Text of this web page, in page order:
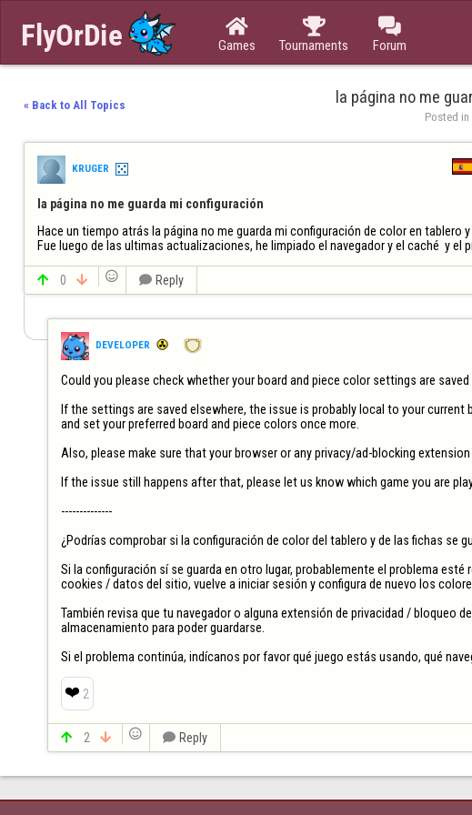

Games

Tournaments

Forum
« Back to All Topics la página no me
Posted in
KRUGER
la página no me guarda mi configuración
Hace un tiempo atrás la página no me guarda mi configuración de color en tablero y
Fue luego de las ultimas actualizaciones, he limpiado el navegador y el caché  y el
 0    Reply
DEVELOPER
Could you please check whether your board and piece color settings are
If the settings are saved elsewhere, the issue is probably local to your
and set your preferred board and piece colors once more.
Also, please make sure that your browser or any privacy/ad-blocking
If the issue still happens after that, please let us know which game you are
--------------
¿Podrías comprobar si la configuración de color del tablero y de las fichas se
Si la configuración sí se guarda en otro lugar, probablemente el problema
cookies / datos del sitio, vuelve a iniciar sesión y configura de nuevo los
También revisa que tu navegador o alguna extensión de privacidad /
almacenamiento para poder guardarse.
Si el problema continúa, indícanos por favor qué juego estás usando, qué
❤️ 2
 2    Reply